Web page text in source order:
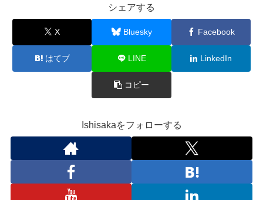
シェアする
X Bluesky Facebook
はてブ LINE LinkedIn
コピー
Ishisakaをフォローする